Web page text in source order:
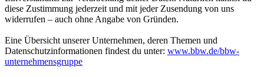
diese Zustimmung jederzeit und mit jeder Zusendung von uns
widerrufen – auch ohne Angabe von Gründen.
Eine Übersicht unserer Unternehmen, deren Themen und
Datenschutzinformationen findest du unter: www.bbw.de/bbw-
unternehmensgruppe